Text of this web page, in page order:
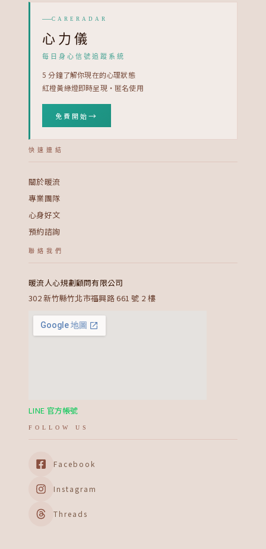
CARERADAR
心力儀
每日身心信號追蹤系統
5 分鐘了解你現在的心理狀態
紅橙黃綠燈即時呈現・匿名使用
免費開始→
快速連結
關於暖流
專業團隊
心身好文
預約諮詢
聯絡我們
暖流人心規劃顧問有限公司
302 新竹縣竹北市福興路 661 號 2 樓
LINE 官方帳號
FOLLOW US
Facebook
Instagram
Threads